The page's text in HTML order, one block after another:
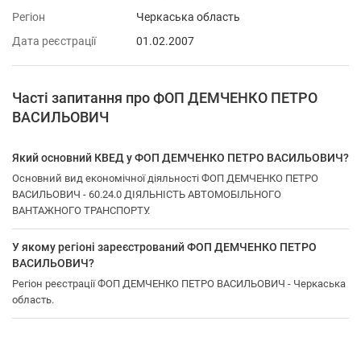
Регіон
Черкаська область
Дата реєстрації
01.02.2007
Часті запитання про ФОП ДЕМЧЕНКО ПЕТРО
ВАСИЛЬОВИЧ
Який основний КВЕД у ФОП ДЕМЧЕНКО ПЕТРО ВАСИЛЬОВИЧ?
Основний вид економічної діяльності ФОП ДЕМЧЕНКО ПЕТРО
ВАСИЛЬОВИЧ - 60.24.0 ДІЯЛЬНІСТЬ АВТОМОБІЛЬНОГО
ВАНТАЖНОГО ТРАНСПОРТУ.
У якому регіоні зареєстрований ФОП ДЕМЧЕНКО ПЕТРО
ВАСИЛЬОВИЧ?
Регіон реєстрації ФОП ДЕМЧЕНКО ПЕТРО ВАСИЛЬОВИЧ - Черкаська
область.